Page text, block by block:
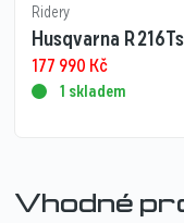
Ridery
Husqvarna R
177 990 Kč
1 skladem
Vhodné